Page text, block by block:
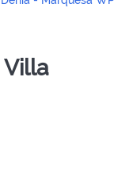
Villa